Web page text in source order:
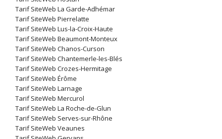
Tarif SiteWeb La Garde-Adhémar
Tarif SiteWeb Pierrelatte
Tarif SiteWeb Lus-la-Croix-Haute
Tarif SiteWeb Beaumont-Monteux
Tarif SiteWeb Chanos-Curson
Tarif SiteWeb Chantemerle-les-Blés
Tarif SiteWeb Crozes-Hermitage
Tarif SiteWeb Érôme
Tarif SiteWeb Larnage
Tarif SiteWeb Mercurol
Tarif SiteWeb La Roche-de-Glun
Tarif SiteWeb Serves-sur-Rhône
Tarif SiteWeb Veaunes